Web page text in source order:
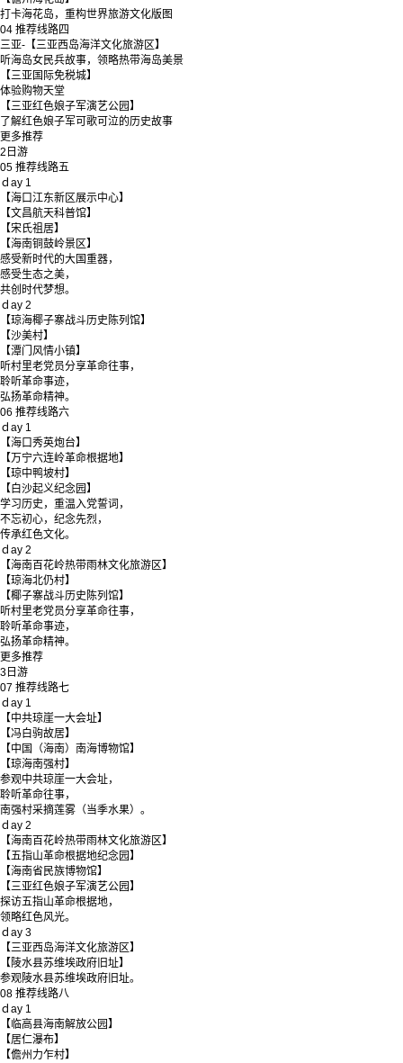
打卡海花岛，重构世界旅游文化版图
04 推荐线路四
三亚-【三亚西岛海洋文化旅游区】
听海岛女民兵故事，领略热带海岛美景
【三亚国际免税城】
体验购物天堂
【三亚红色娘子军演艺公园】
了解红色娘子军可歌可泣的历史故事
更多推荐
2 日游
05 推荐线路五
ｄay 1
【海口江东新区展示中心】
【文昌航天科普馆】
【宋氏祖居】
【海南铜鼓岭景区】
感受新时代的大国重器，
感受生态之美，
共创时代梦想。
ｄay 2
【琼海椰子寨战斗历史陈列馆】
【沙美村】
【潭门风情小镇】
听村里老党员分享革命往事，
聆听革命事迹，
弘扬革命精神。
06 推荐线路六
ｄay 1
【海口秀英炮台】
【万宁六连岭革命根据地】
【琼中鸭坡村】
【白沙起义纪念园】
学习历史，重温入党誓词，
不忘初心，纪念先烈，
传承红色文化。
ｄay 2
【海南百花岭热带雨林文化旅游区】
【琼海北仍村】
【椰子寨战斗历史陈列馆】
听村里老党员分享革命往事，
聆听革命事迹，
弘扬革命精神。
更多推荐
3 日游
07 推荐线路七
ｄay 1
【中共琼崖一大会址】
【冯白驹故居】
【中国（海南）南海博物馆】
【琼海南强村】
参观中共琼崖一大会址，
聆听革命往事，
南强村采摘莲雾（当季水果）。
ｄay 2
【海南百花岭热带雨林文化旅游区】
【五指山革命根据地纪念园】
【海南省民族博物馆】
【三亚红色娘子军演艺公园】
探访五指山革命根据地，
领略红色风光。
ｄay 3
【三亚西岛海洋文化旅游区】
【陵水县苏维埃政府旧址】
参观陵水县苏维埃政府旧址。
08 推荐线路八
ｄay 1
【临高县海南解放公园】
【居仁瀑布】
【儋州力乍村】